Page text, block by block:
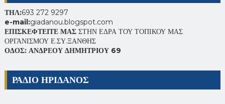
ΤΗΛ:693 272 9297
e-mail:giadanou.blogspot.com
ΕΠΙΣΚΕΦΤΕΙΤΕ ΜΑΣΣΤΗΝ ΕΔΡΑ ΤΟΥ ΤΟΠΙΚΟΥ ΜΑΣ
ΟΡΓΑΝΙΣΜΟΥ Ε.ΣΥ.ΞΑΝΘΗΣ
ΟΔΟΣ: ΑΝΔΡΕΟΥ ΔΗΜΗΤΡΙΟΥ 69
ΡΑΔΙΟ ΗΡΙΔΑΝΟΣ